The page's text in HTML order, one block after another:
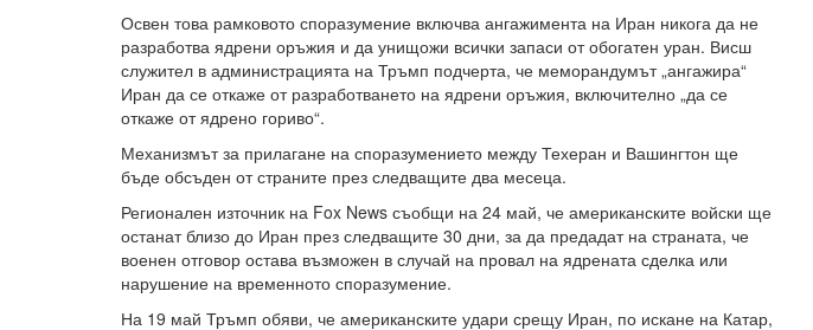
Освен това рамковото споразумение включва ангажимента на Иран никога да не
разработва ядрени оръжия и да унищожи всички запаси от обогатен уран. Висш
служител в администрацията на Тръмп подчерта, че меморандумът „ангажира“
Иран да се откаже от разработването на ядрени оръжия, включително „да се
откаже от ядрено гориво“.
Механизмът за прилагане на споразумението между Техеран и Вашингтон ще
бъде обсъден от страните през следващите два месеца.
Регионален източник на Fox News съобщи на 24 май, че американските войски ще
останат близо до Иран през следващите 30 дни, за да предадат на страната, че
военен отговор остава възможен в случай на провал на ядрената сделка или
нарушение на временното споразумение.
На 19 май Тръмп обяви, че американските удари срещу Иран, по искане на Катар,